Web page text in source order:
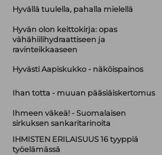
Hyvällä tuulella, pahalla mielellä
Hyvän olon keittokirja: opas
vähähiilihydraattiseen ja
ravinteikkaaseen
Hyvästi Aapiskukko - näköispainos
Ihan totta - muuan pääsiäiskertomus
Ihmeen väkeä! - Suomalaisen
sirkuksen sankaritarinoita
IHMISTEN ERILAISUUS 16 tyyppiä
työelämässä